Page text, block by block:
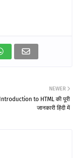
NEWER
to HTML की पूरी
जानकारी हिंदी में